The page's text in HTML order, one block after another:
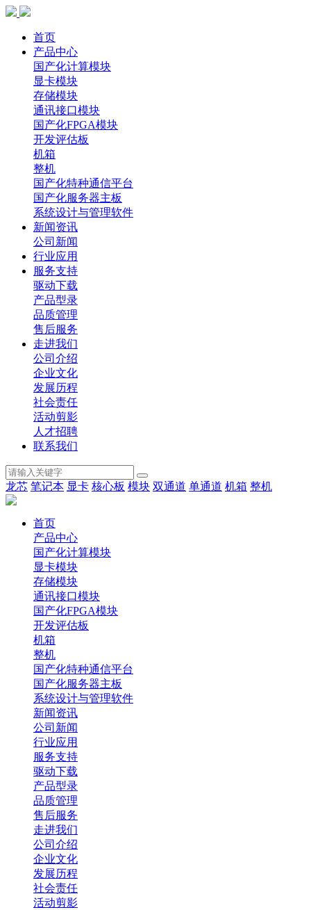
首页
产品中心
国产化计算模块
显卡模块
存储模块
通讯接口模块
国产化FPGA模块
开发评估板
机箱
整机
国产化特种通信平台
国产化服务器主板
系统设计与管理软件
新闻资讯
公司新闻
行业应用
服务支持
驱动下载
产品型录
品质管理
售后服务
走进我们
公司介绍
企业文化
发展历程
社会责任
活动剪影
人才招聘
联系我们
龙芯 笔记本 显卡 核心板 模块 双通道 单通道 机箱 整机
首页
产品中心
国产化计算模块
显卡模块
存储模块
通讯接口模块
国产化FPGA模块
开发评估板
机箱
整机
国产化特种通信平台
国产化服务器主板
系统设计与管理软件
新闻资讯
公司新闻
行业应用
服务支持
驱动下载
产品型录
品质管理
售后服务
走进我们
公司介绍
企业文化
发展历程
社会责任
活动剪影